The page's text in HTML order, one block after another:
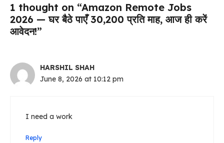
1 thought on “Amazon Remote Jobs
2026 — घर बैठे पाएँ ₹30,200 प्रति माह, आज ही करें
आवेदन!”
HARSHIL SHAH
June 8, 2026 at 10:12 pm
I need a work
Reply